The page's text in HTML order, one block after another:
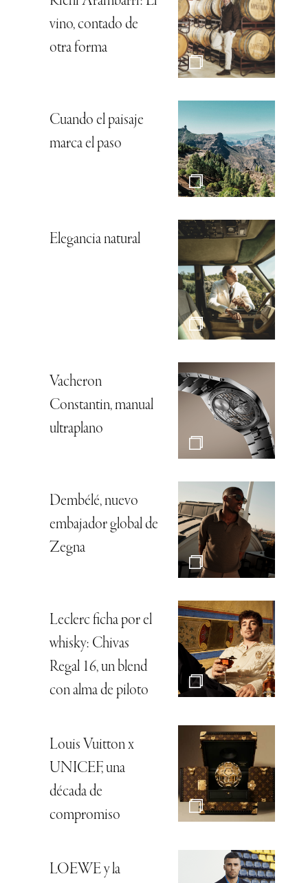
vino, contado de
otra forma
Cuando el paisaje
marca el paso
Elegancia natural
Vacheron
Constantin, manual
ultraplano
Dembélé, nuevo
embajador global de
Zegna
Leclerc ficha por el
whisky: Chivas
Regal 16, un blend
con alma de piloto
Louis Vuitton x
UNICEF, una
década de
compromiso
LOEWE y la